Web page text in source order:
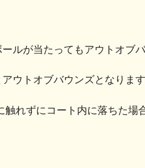
ルが当たってもアウトオブ
ウトオブバウンズとなります
れずにコート内に落ちた場